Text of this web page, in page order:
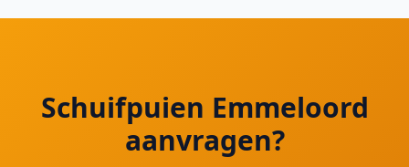
Schuifpuien Emmeloord
aanvragen?